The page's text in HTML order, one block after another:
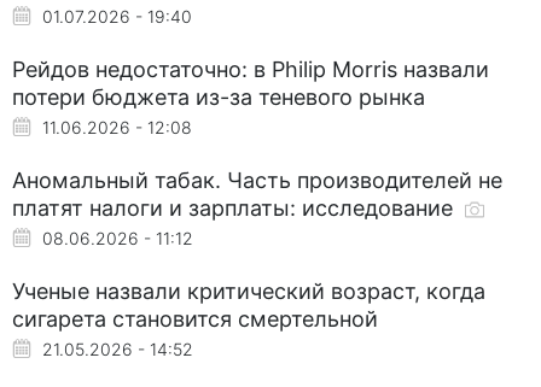
01.07.2026 - 19:40
Рейдов недостаточно: в Philip Morris назвали
потери бюджета из-за теневого рынка
11.06.2026 - 12:08
Аномальный табак. Часть производителей не
платят налоги и зарплаты: исследование
08.06.2026 - 11:12
Ученые назвали критический возраст, когда
сигарета становится смертельной
21.05.2026 - 14:52